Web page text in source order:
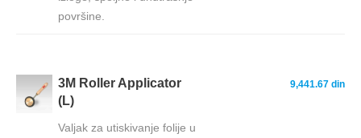
površine.
3M Roller Applicator
(L)
Valjak za utiskivanje folije u
9,441.67 din